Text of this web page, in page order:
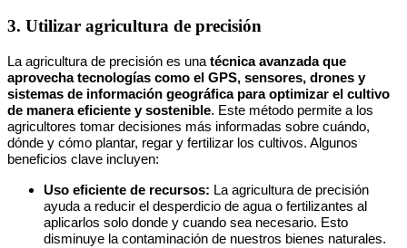
3. Utilizar agricultura de precisión
La agricultura de precisión es una técnica avanzada que
aprovecha tecnologías como el GPS, sensores, drones y
sistemas de información geográfica para optimizar el cultivo
de manera eficiente y sostenible. Este método permite a los
agricultores tomar decisiones más informadas sobre cuándo,
dónde y cómo plantar, regar y fertilizar los cultivos. Algunos
beneficios clave incluyen:
Uso eficiente de recursos: La agricultura de precisión
ayuda a reducir el desperdicio de agua o fertilizantes al
aplicarlos solo donde y cuando sea necesario. Esto
disminuye la contaminación de nuestros bienes naturales.